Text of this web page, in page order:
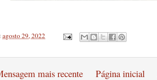
agosto 29, 2022
mais recente Página inicial